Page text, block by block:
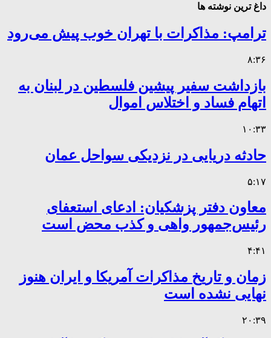
داغ ترین نوشته ها
ترامپ: مذاکرات با تهران خوب پیش می‌رود
۸:۳۶
بازداشت سفیر پیشین فلسطین در لبنان به
اتهام فساد و اختلاس اموال
۱۰:۳۳
حادثه دریایی در نزدیکی سواحل عمان
۵:۱۷
معاون دفتر پزشکیان: ادعای استعفای
رئیس‌جمهور واهی و کذب محض است
۴:۴۱
زمان و تاریخ مذاکرات آمریکا و ایران هنوز
نهایی نشده است
۲۰:۳۹